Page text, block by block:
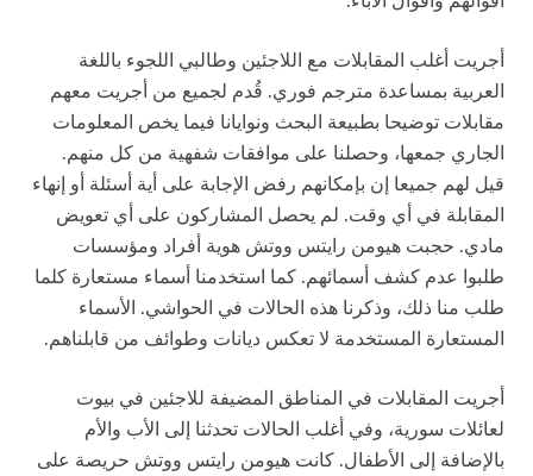
أجريت أغلب المقابلات مع اللاجئين وطالبي اللجوء باللغة
العربية بمساعدة مترجم فوري. قُدم لجميع من أجريت معهم
مقابلات توضيحا بطبيعة البحث ونوايانا فيما يخص المعلومات
الجاري جمعها، وحصلنا على موافقات شفهية من كل منهم.
قيل لهم جميعا إن بإمكانهم رفض الإجابة على أية أسئلة أو إنهاء
المقابلة في أي وقت. لم يحصل المشاركون على أي تعويض
مادي. حجبت هيومن رايتس ووتش هوية أفراد ومؤسسات
طلبوا عدم كشف أسمائهم. كما استخدمنا أسماء مستعارة كلما
طلب منا ذلك، وذكرنا هذه الحالات في الحواشي. الأسماء
المستعارة المستخدمة لا تعكس ديانات وطوائف من قابلناهم.
أجريت المقابلات في المناطق المضيفة للاجئين في بيوت
لعائلات سورية، وفي أغلب الحالات تحدثنا إلى الأب والأم
بالإضافة إلى الأطفال. كانت هيومن رايتس ووتش حريصة على